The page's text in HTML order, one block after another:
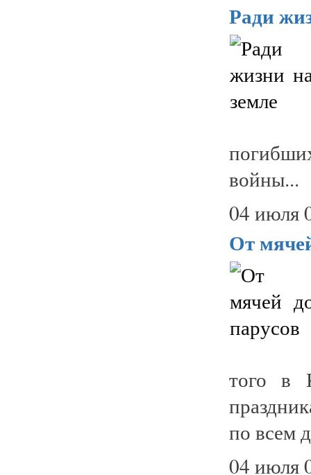
Ради
войны...
04 июля
От
того в
по всем
04 июля